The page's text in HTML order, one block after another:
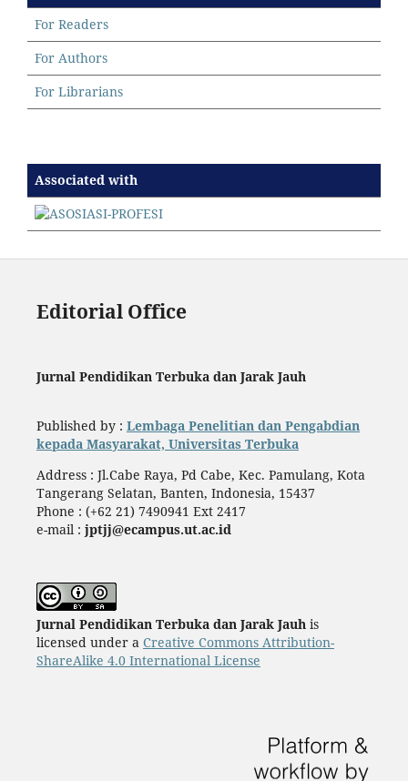
For Readers
For Authors
For Librarians
Associated with
Editorial Office
Jurnal Pendidikan Terbuka dan Jarak Jauh
Published by : Lembaga Penelitian dan Pengabdian
kepada Masyarakat, Universitas Terbuka
Address : Jl.Cabe Raya, Pd Cabe, Kec. Pamulang, Kota
Tangerang Selatan, Banten, Indonesia, 15437
Phone : (+62 21) 7490941 Ext 2417
e-mail : jptjj@ecampus.ut.ac.id
Jurnal Pendidikan Terbuka dan Jarak Jauh is
licensed under a Creative Commons Attribution-
ShareAlike 4.0 International License